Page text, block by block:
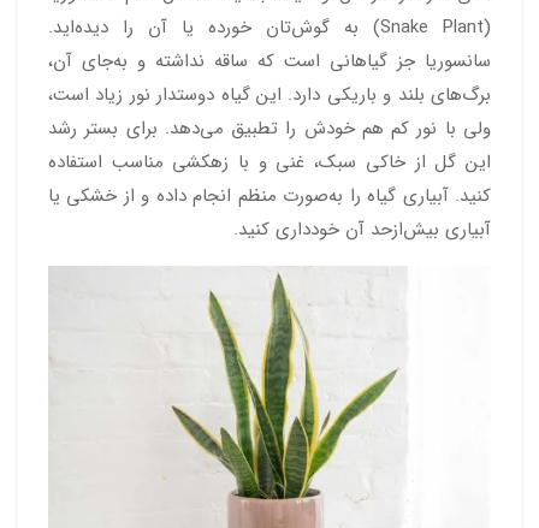
(Snake Plant) به گوش‌تان خورده یا آن را دیده‌اید.
سانسوریا جز گیاهانی است که ساقه نداشته و به‌جای آن،
برگ‌های بلند و باریکی دارد. این گیاه دوستدار نور زیاد است،
ولی با نور کم هم خودش را تطبیق می‌دهد. برای بستر رشد
این گل از خاکی سبک، غنی و با زهکشی مناسب استفاده
کنید. آبیاری گیاه را به‌صورت منظم انجام داده و از خشکی یا
آبیاری بیش‌ازحد آن خودداری کنید.